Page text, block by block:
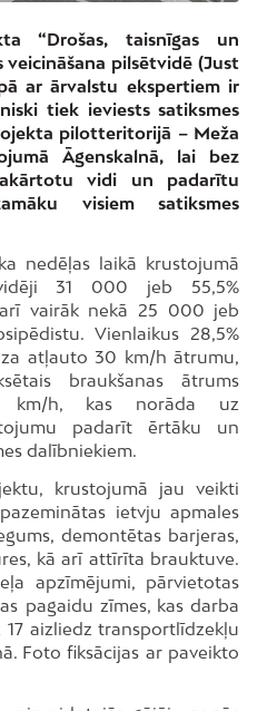
“Drošas, taisnīgas un
pilsētvidē (Just
ar ārvalstu ekspertiem ir
tiek ieviests satiksmes
pilotteritorijā – Meža
Āgenskalnā, lai bez
vidi un padarītu
visiem satiksmes
nedēļas laikā krustojumā
31 000 jeb 55,5%
vairāk nekā 25 000 jeb
Vienlaikus 28,5%
atļauto 30 km/h ātrumu,
braukšanas ātrums
km/h, kas norāda uz
padarīt ērtāku un
dalībniekiem.
krustojumā jau veikti
ietvju apmales
demontētas barjeras,
kā arī attīrīta brauktuve.
apzīmējumi, pārvietotas
pagaidu zīmes, kas darba
aizliedz transportlīdzekļu
Foto fiksācijas ar paveikto